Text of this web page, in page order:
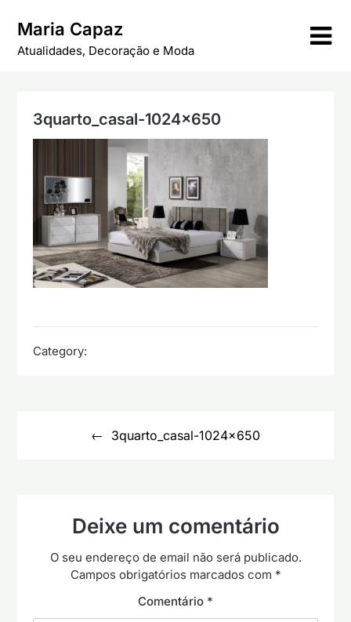
content
Maria Capaz
Atualidades, Decoração e Moda
3quarto_casal-1024×650
Category:
3quarto_casal-1024×650
Deixe um comentário
O seu endereço de email não será publicado.
Campos obrigatórios marcados com *
Comentário *